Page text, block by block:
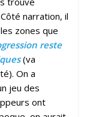
narration, il
zones que
reste
(va
On a
jeu des
ont